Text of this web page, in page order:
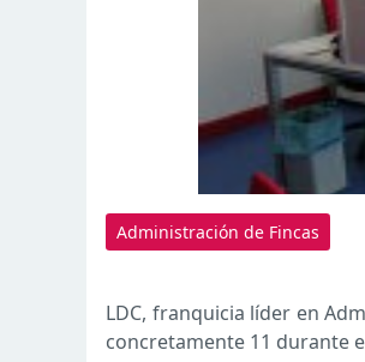
Administración de Fincas
LDC, franquicia líder en
concretamente 11 durante